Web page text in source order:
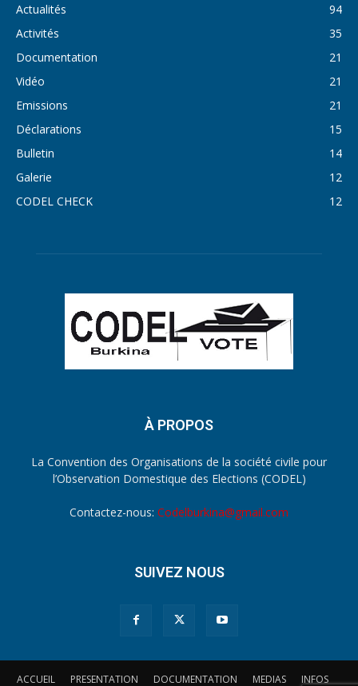
Actualités
94
Activités
35
Documentation
21
Vidéo
21
Emissions
21
Déclarations
15
Bulletin
14
Galerie
12
CODEL CHECK
12
À PROPOS
La Convention des Organisations de la société civile pour
l’Observation Domestique des Elections (CODEL)
Contactez-nous: Codelburkina@gmail.com
SUIVEZ NOUS
ACCUEIL PRESENTATION DOCUMENTATION MEDIAS INFOS